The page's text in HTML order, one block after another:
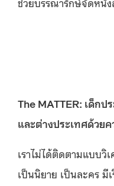
The MATTER: เด็กป
และต่างประเทศด้วยค
เราไม่ได้ติดตามแบบวิ
เป็นนิยาย เป็นละคร มี